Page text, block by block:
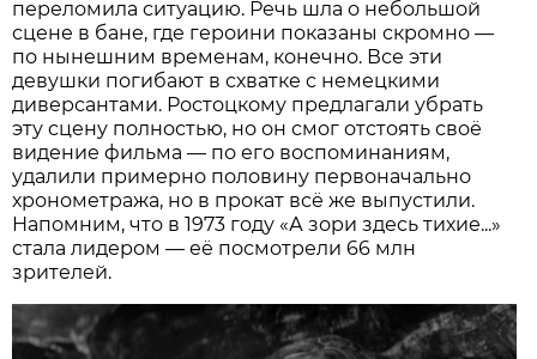
переломила ситуацию. Речь шла о небольшой
сцене в бане, где героини показаны скромно —
по нынешним временам, конечно. Все эти
девушки погибают в схватке с немецкими
диверсантами. Ростоцкому предлагали убрать
эту сцену полностью, но он смог отстоять своё
видение фильма — по его воспоминаниям,
удалили примерно половину первоначально
хронометража, но в прокат всё же выпустили.
Напомним, что в 1973 году «А зори здесь тихие...»
стала лидером — её посмотрели 66 млн
зрителей.